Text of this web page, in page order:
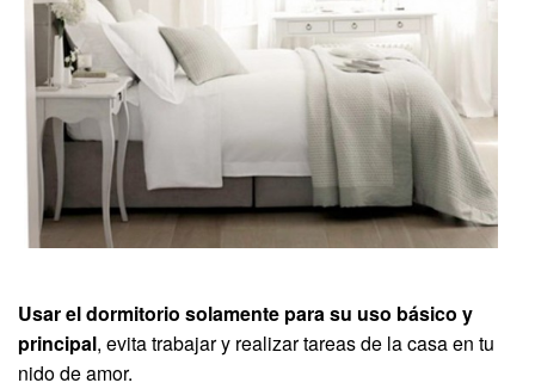
Usar el dormitorio solamente para su uso básico y
principal, evita trabajar y realizar tareas de la casa en tu
nido de amor.